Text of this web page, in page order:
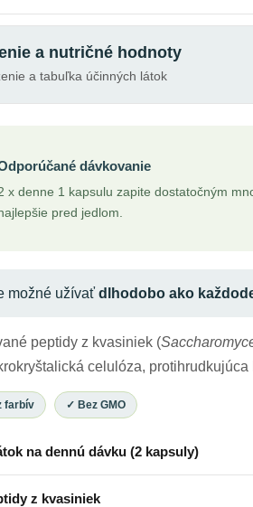
a nutričné hodnoty
a tabuľka účinných látok
dávkovanie
x denne 1 kapsulu zapite dostatočným
pred jedlom.
možné užívať dlhodobo ako
peptidy z kvasiniek (
celulóza, protihrudkujúca
farbív ✓ Bez GMO
na dennú dávku (2 kapsuly)
z kvasiniek